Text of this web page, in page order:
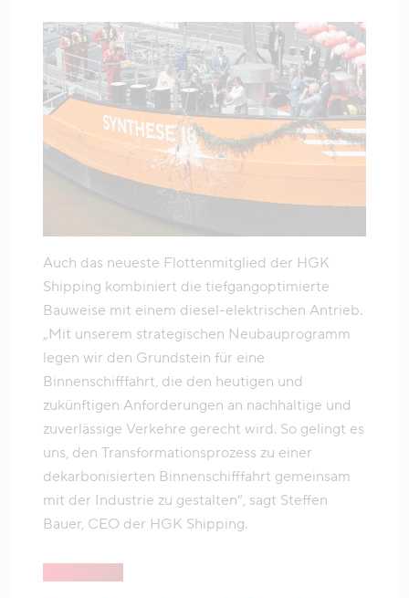
Auch das neueste Flottenmitglied der HGK
Shipping kombiniert die tiefgangoptimierte
Bauweise mit einem diesel-elektrischen Antrieb.
„Mit unserem strategischen Neubauprogramm
legen wir den Grundstein für eine
Binnenschifffahrt, die den heutigen und
zukünftigen Anforderungen an nachhaltige und
zuverlässige Verkehre gerecht wird. So gelingt es
uns, den Transformationsprozess zu einer
dekarbonisierten Binnenschifffahrt gemeinsam
mit der Industrie zu gestalten“, sagt Steffen
Bauer, CEO der HGK Shipping.